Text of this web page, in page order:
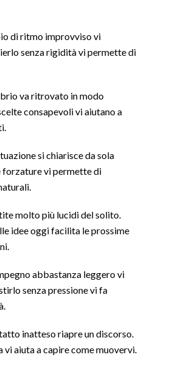
di ritmo improvviso vi
senza rigidità vi permette di
va ritrovato in modo
consapevoli vi aiutano a
si chiarisce da sola
forzature vi permette di
molto più lucidi del solito.
idee oggi facilita le prossime
abbastanza leggero vi
senza pressione vi fa
inatteso riapre un discorso.
vi aiuta a capire come muovervi.